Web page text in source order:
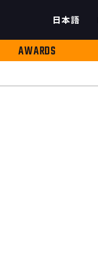
日本語
AWARDS